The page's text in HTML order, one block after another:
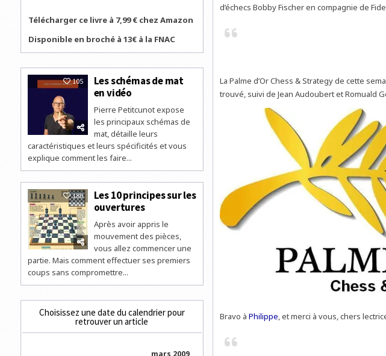
d’échecs Bobby Fischer en compagnie de
La Palme d’Or Chess & Strategy de cette
trouvé, suivi de Jean Audoubert et Romuald
Bravo à Philippe, et merci à vous, chers
Télécharger ce livre à 7,99 € chez Amazon
Disponible en broché à 13€ à la FNAC
105
Les schémas de mat
en vidéo
Pierre Petitcunot expose
les principaux schémas de
mat, détaille leurs
caractéristiques et leurs spécificités et vous
explique comment les faire...
180
Les 10 principes sur les
ouvertures
Après avoir appris le
mouvement des pièces,
vous allez commencer une
partie. Mais comment effectuer ses premiers
coups sans compromettre...
Choisissez une date du calendrier pour
retrouver un article
mars 2009